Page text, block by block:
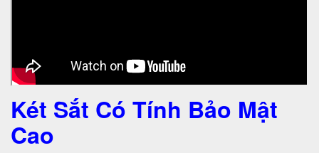
Két Sắt Có Tính Bảo Mật
Cao